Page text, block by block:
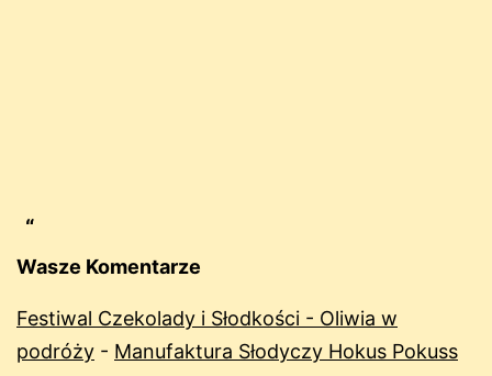
Wasze Komentarze
Festiwal Czekolady i Słodkości - Oliwia w
podróży - Manufaktura Słodyczy Hokus Pokuss